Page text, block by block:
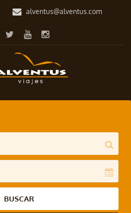
alventus@alventus.com
BUSCAR